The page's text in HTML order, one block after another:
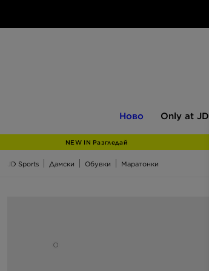
Ново
JD
Only at JD
NEW IN Разгледай
JD Sports Дамски Обувки Маратонки